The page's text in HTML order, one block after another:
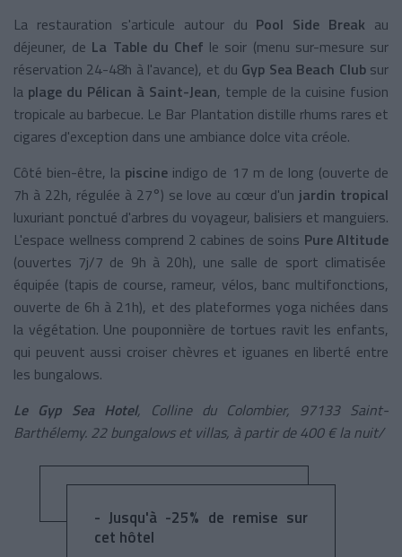
La restauration s'articule autour du Pool Side Break au
déjeuner, de La Table du Chef le soir (menu sur-mesure sur
réservation 24-48h à l'avance), et du Gyp Sea Beach Club sur
la plage du Pélican à Saint-Jean, temple de la cuisine fusion
tropicale au barbecue. Le Bar Plantation distille rhums rares et
cigares d'exception dans une ambiance dolce vita créole.
Côté bien-être, la piscine indigo de 17 m de long (ouverte de
7h à 22h, régulée à 27°) se love au cœur d'un jardin tropical
luxuriant ponctué d'arbres du voyageur, balisiers et manguiers.
L'espace wellness comprend 2 cabines de soins Pure Altitude
(ouvertes 7j/7 de 9h à 20h), une salle de sport climatisée
équipée (tapis de course, rameur, vélos, banc multifonctions,
ouverte de 6h à 21h), et des plateformes yoga nichées dans
la végétation. Une pouponnière de tortues ravit les enfants,
qui peuvent aussi croiser chèvres et iguanes en liberté entre
les bungalows.
Le Gyp Sea Hotel, Colline du Colombier, 97133 Saint-
Barthélemy. 22 bungalows et villas, à partir de 400 € la nuit/
- Jusqu'à -25% de remise sur
cet hôtel